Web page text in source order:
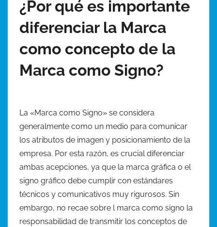
¿Por qué es importante
diferenciar la Marca
como concepto de la
Marca como Signo?
La «Marca como Signo» se considera
generalmente como un medio para comunicar
los atributos de imagen y posicionamiento de la
empresa. Por esta razón, es crucial diferenciar
ambas acepciones, ya que la marca gráfica o el
signo gráfico debe cumplir con estándares
técnicos y comunicativos muy rigurosos. Sin
embargo, no recae sobre l marca como signo la
responsabilidad de transmitir los conceptos de